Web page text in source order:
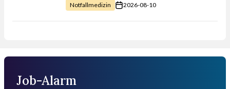
Notfallmedizin
2026-08-10
Job-Alarm